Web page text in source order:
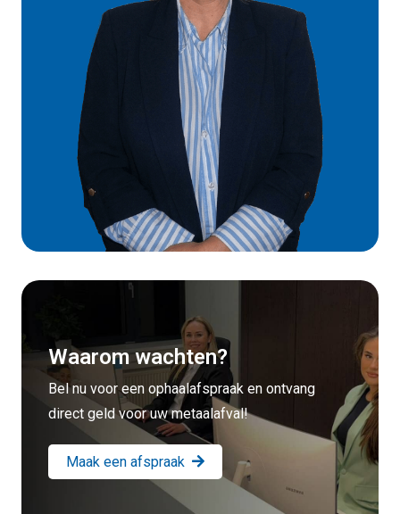
Waarom wachten?
Bel nu voor een ophaalafspraak en ontvang
direct geld voor uw metaalafval!
Maak een afspraak